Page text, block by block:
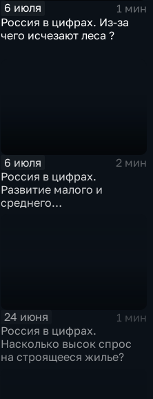
6 июля
1 мин
Россия в цифрах. Из-за
чего исчезают леса ?
6 июля
2 мин
Россия в цифрах.
Развитие малого и
среднего
24 июня
1 мин
Россия в цифрах.
Насколько высок спрос
на строящееся жилье?